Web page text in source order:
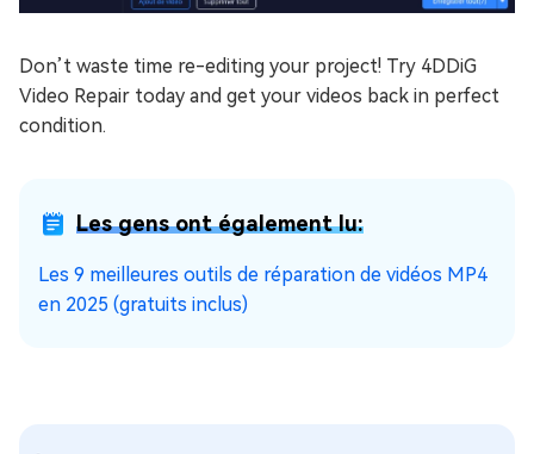
Don’t waste time re-editing your project! Try 4DDiG
Video Repair today and get your videos back in perfect
condition.
Les gens ont également lu:
Les 9 meilleures outils de réparation de vidéos MP4
en 2025 (gratuits inclus)